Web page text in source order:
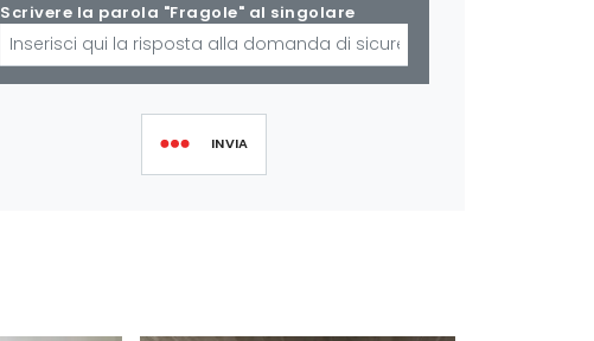
Scrivere la parola "Fragole" al singolare
INVIA